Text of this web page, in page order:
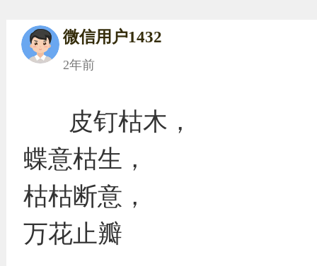
微信用户1432
2年前
皮钉枯木，
蝶意枯生，
枯枯断意，
万花止瓣